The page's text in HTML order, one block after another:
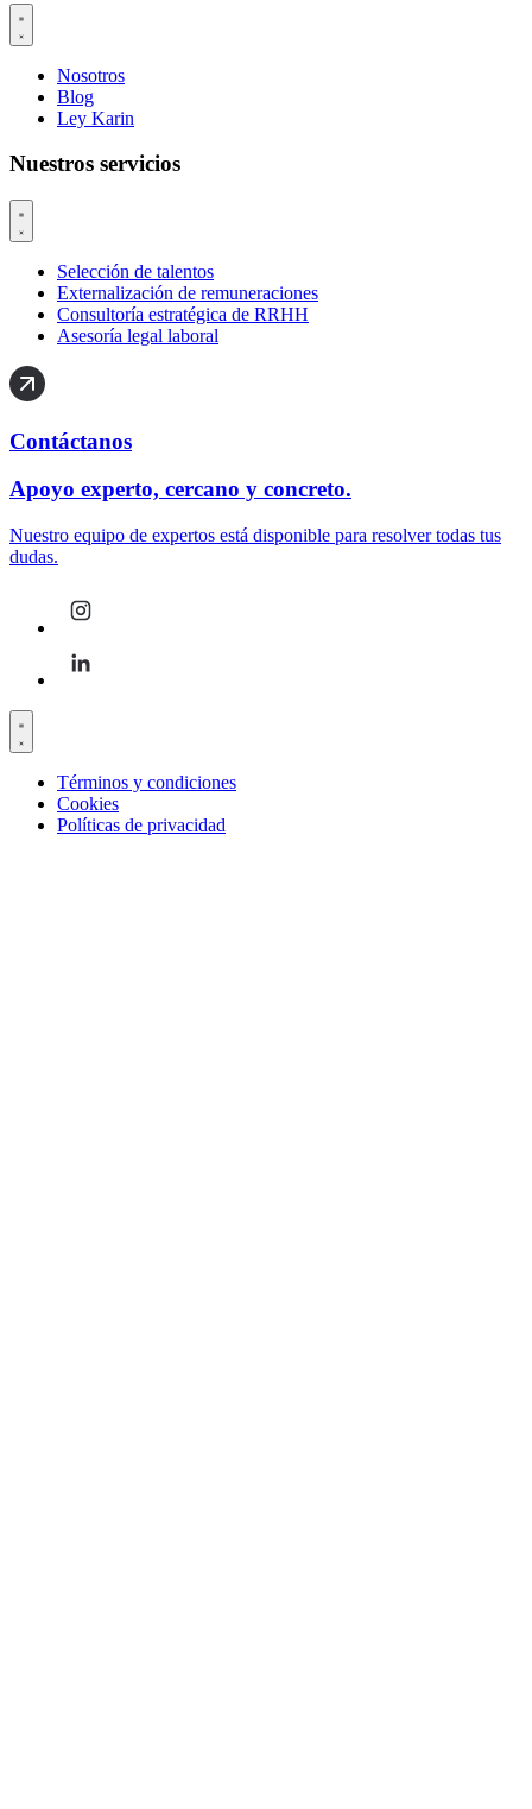
Nosotros
Blog
Ley Karin
Nuestros servicios
Selección de talentos
Externalización de remuneraciones
Consultoría estratégica de RRHH
Asesoría legal laboral
Contáctanos
Apoyo experto, cercano y concreto.
Nuestro equipo de expertos está disponible para resolver todas tus
dudas.
Términos y condiciones
Cookies
Políticas de privacidad